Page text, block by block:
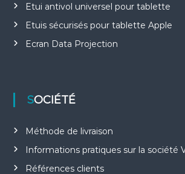
Etui antivol universel pour tablette
Etuis sécurisés pour tablette Apple
Ecran Data Projection
SOCIÉTÉ
Méthode de livraison
Informations pratiques sur la société
Références clients